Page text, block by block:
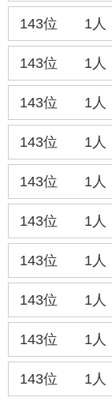
143位 1人
143位 1人
143位 1人
143位 1人
143位 1人
143位 1人
143位 1人
143位 1人
143位 1人
143位 1人